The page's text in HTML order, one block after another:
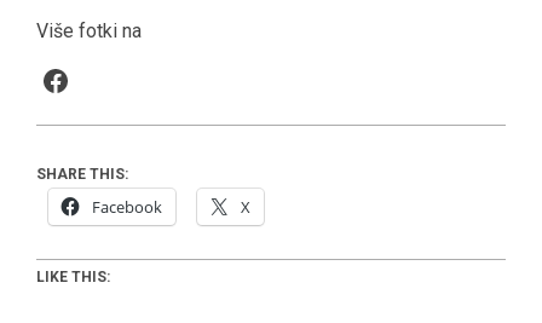
Više fotki na
Facebook
SHARE THIS:
Facebook X
LIKE THIS: